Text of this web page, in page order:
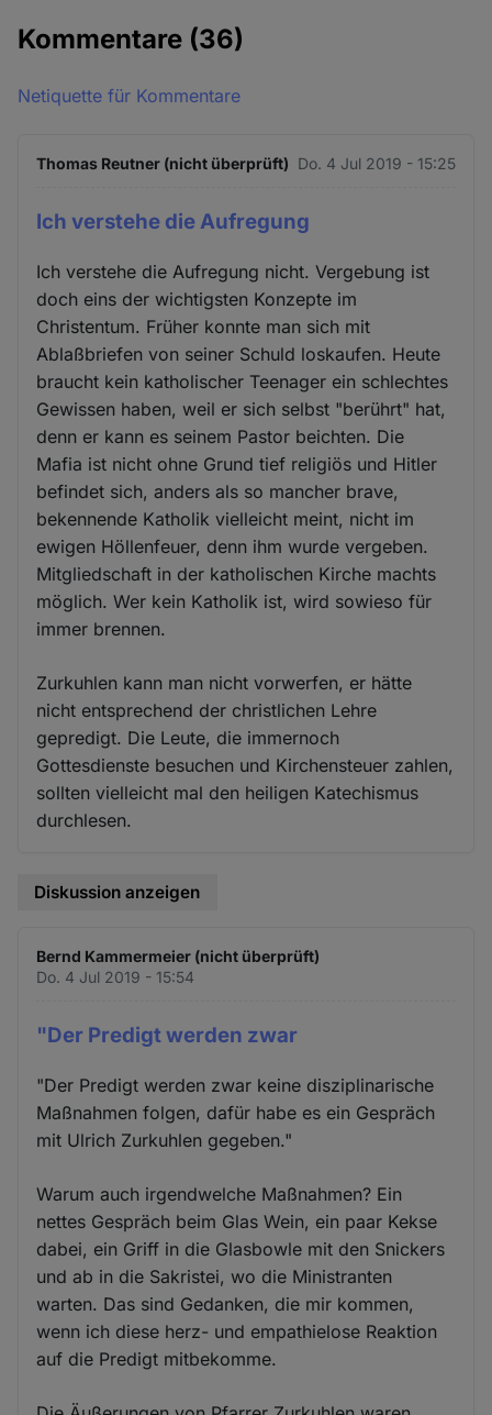
Kommentare (36)
Netiquette für Kommentare
Thomas Reutner (nicht überprüft) Do. 4 Jul 2019 - 15:25
Ich verstehe die Aufregung
Ich verstehe die Aufregung nicht. Vergebung ist
doch eins der wichtigsten Konzepte im
Christentum. Früher konnte man sich mit
Ablaßbriefen von seiner Schuld loskaufen. Heute
braucht kein katholischer Teenager ein schlechtes
Gewissen haben, weil er sich selbst "berührt" hat,
denn er kann es seinem Pastor beichten. Die
Mafia ist nicht ohne Grund tief religiös und Hitler
befindet sich, anders als so mancher brave,
bekennende Katholik vielleicht meint, nicht im
ewigen Höllenfeuer, denn ihm wurde vergeben.
Mitgliedschaft in der katholischen Kirche machts
möglich. Wer kein Katholik ist, wird sowieso für
immer brennen.
Zurkuhlen kann man nicht vorwerfen, er hätte
nicht entsprechend der christlichen Lehre
gepredigt. Die Leute, die immernoch
Gottesdienste besuchen und Kirchensteuer zahlen,
sollten vielleicht mal den heiligen Katechismus
durchlesen.
Diskussion anzeigen
Bernd Kammermeier (nicht überprüft)
Do. 4 Jul 2019 - 15:54
"Der Predigt werden zwar
"Der Predigt werden zwar keine disziplinarische
Maßnahmen folgen, dafür habe es ein Gespräch
mit Ulrich Zurkuhlen gegeben."
Warum auch irgendwelche Maßnahmen? Ein
nettes Gespräch beim Glas Wein, ein paar Kekse
dabei, ein Griff in die Glasbowle mit den Snickers
und ab in die Sakristei, wo die Ministranten
warten. Das sind Gedanken, die mir kommen,
wenn ich diese herz- und empathielose Reaktion
auf die Predigt mitbekomme.